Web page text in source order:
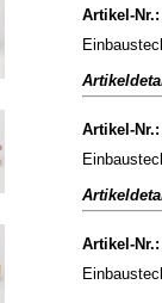
Artikel-Nr.:
Artikel-Nr.:
Artikel-Nr.: